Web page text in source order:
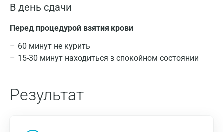
В день сдачи
Перед процедурой взятия крови
60 минут не курить
15-30 минут находиться в спокойном состоянии
Результат